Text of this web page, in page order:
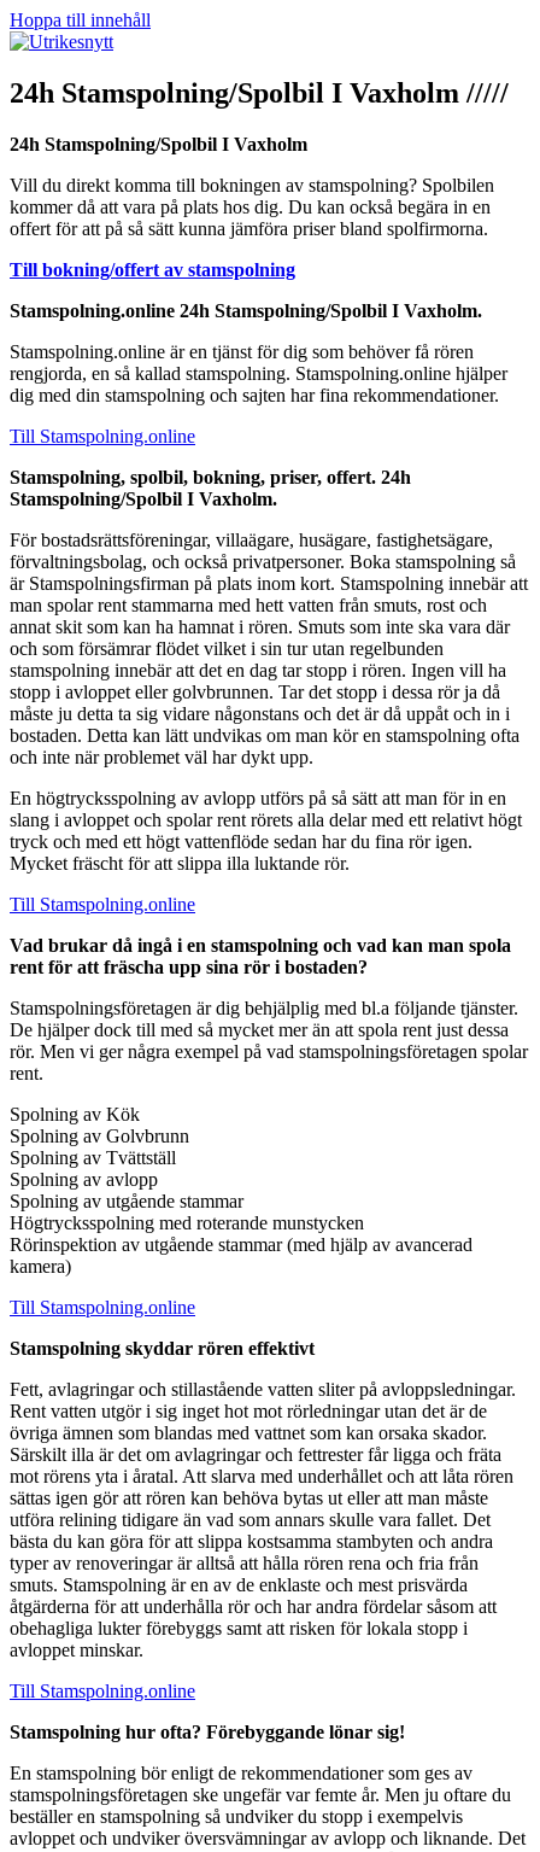
Hoppa till innehåll
24h Stamspolning/Spolbil I Vaxholm /////
24h Stamspolning/Spolbil I Vaxholm
Vill du direkt komma till bokningen av stamspolning? Spolbilen
kommer då att vara på plats hos dig. Du kan också begära in en
offert för att på så sätt kunna jämföra priser bland spolfirmorna.
Till bokning/offert av stamspolning
Stamspolning.online 24h Stamspolning/Spolbil I Vaxholm.
Stamspolning.online är en tjänst för dig som behöver få rören
rengjorda, en så kallad stamspolning. Stamspolning.online hjälper
dig med din stamspolning och sajten har fina rekommendationer.
Till Stamspolning.online
Stamspolning, spolbil, bokning, priser, offert. 24h
Stamspolning/Spolbil I Vaxholm.
För bostadsrättsföreningar, villaägare, husägare, fastighetsägare,
förvaltningsbolag, och också privatpersoner. Boka stamspolning så
är Stamspolningsfirman på plats inom kort. Stamspolning innebär att
man spolar rent stammarna med hett vatten från smuts, rost och
annat skit som kan ha hamnat i rören. Smuts som inte ska vara där
och som försämrar flödet vilket i sin tur utan regelbunden
stamspolning innebär att det en dag tar stopp i rören. Ingen vill ha
stopp i avloppet eller golvbrunnen. Tar det stopp i dessa rör ja då
måste ju detta ta sig vidare någonstans och det är då uppåt och in i
bostaden. Detta kan lätt undvikas om man kör en stamspolning ofta
och inte när problemet väl har dykt upp.
En högtrycksspolning av avlopp utförs på så sätt att man för in en
slang i avloppet och spolar rent rörets alla delar med ett relativt högt
tryck och med ett högt vattenflöde sedan har du fina rör igen.
Mycket fräscht för att slippa illa luktande rör.
Till Stamspolning.online
Vad brukar då ingå i en stamspolning och vad kan man spola
rent för att fräscha upp sina rör i bostaden?
Stamspolningsföretagen är dig behjälplig med bl.a följande tjänster.
De hjälper dock till med så mycket mer än att spola rent just dessa
rör. Men vi ger några exempel på vad stamspolningsföretagen spolar
rent.
Spolning av Kök
Spolning av Golvbrunn
Spolning av Tvättställ
Spolning av avlopp
Spolning av utgående stammar
Högtrycksspolning med roterande munstycken
Rörinspektion av utgående stam​mar (med hjälp av avancerad
kamera)
Till Stamspolning.online
Stamspolning skyddar rören effektivt
Fett, avlagringar och stillastående vatten sliter på avloppsledningar.
Rent vatten utgör i sig inget hot mot rörledningar utan det är de
övriga ämnen som blandas med vattnet som kan orsaka skador.
Särskilt illa är det om avlagringar och fettrester får ligga och fräta
mot rörens yta i åratal. Att slarva med underhållet och att låta rören
sättas igen gör att rören kan behöva bytas ut eller att man måste
utföra relining tidigare än vad som annars skulle vara fallet. Det
bästa du kan göra för att slippa kostsamma stambyten och andra
typer av renoveringar är alltså att hålla rören rena och fria från
smuts. Stamspolning är en av de enklaste och mest prisvärda
åtgärderna för att underhålla rör och har andra fördelar såsom att
obehagliga lukter förebyggs samt att risken för lokala stopp i
avloppet minskar.
Till Stamspolning.online
Stamspolning hur ofta? Förebyggande lönar sig!
En stamspolning bör enligt de rekommendationer som ges av
stamspolningsföretagen ske ungefär var femte år. Men ju oftare du
beställer en stamspolning så undviker du stopp i exempelvis
avloppet och undviker översvämningar av avlopp och liknande. Det